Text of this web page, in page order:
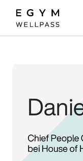
Inhalt